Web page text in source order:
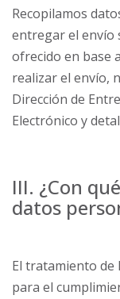
Recopilamos
entregar el envío
ofrecido en base
realizar el envío,
Dirección de
Electrónico y
III. ¿Con
datos
El tratamiento de
para el